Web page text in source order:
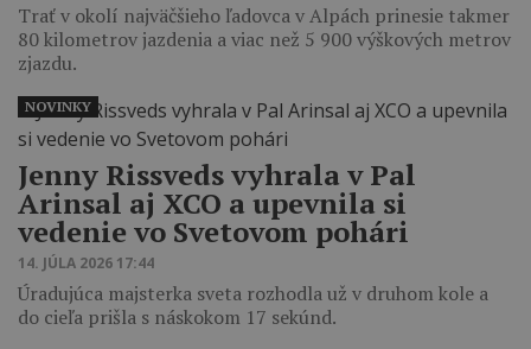
Trať v okolí najväčšieho ľadovca v Alpách prinesie takmer
80 kilometrov jazdenia a viac než 5 900 výškových metrov
zjazdu.
Jenny Rissveds vyhrala v Pal
Arinsal aj XCO a upevnila si
vedenie vo Svetovom pohári
14. JÚLA 2026 17:44
Úradujúca majsterka sveta rozhodla už v druhom kole a
do cieľa prišla s náskokom 17 sekúnd.
NOVINKY